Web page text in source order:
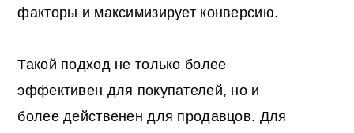
факторы и максимизирует конверсию.
Такой подход не только более
эффективен для покупателей, но и
более действенен для продавцов. Для